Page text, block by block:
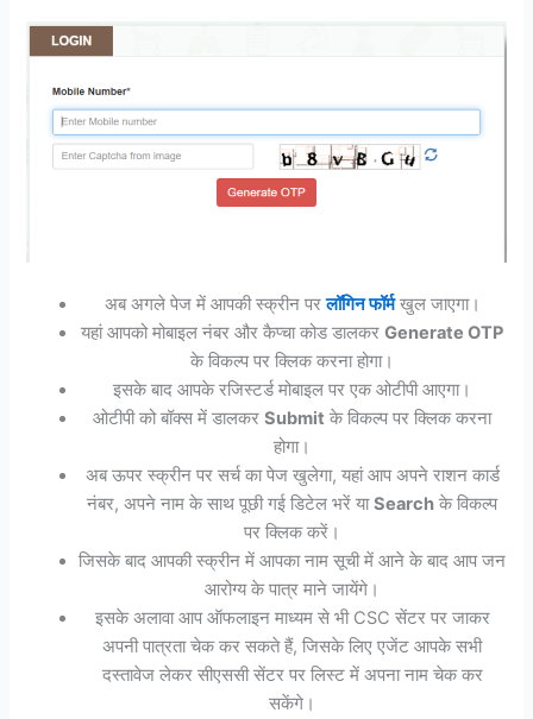
अब अगले पेज में आपकी स्क्रीन परलॉगिन फॉर्मखुल जाएगा।
यहां आपको मोबाइल नंबर और कैप्चा कोड डालकरGenerate OTP
के विकल्प पर क्लिक करना होगा।
इसके बाद आपके रजिस्टर्ड मोबाइल पर एक ओटीपी आएगा।
ओटीपी को बॉक्स में डालकरSubmit के विकल्प पर क्लिक करना
होगा।
अब ऊपर स्क्रीन पर सर्च का पेज खुलेगा, यहां आप अपने राशन कार्ड
नंबर, अपने नाम के साथ पूछी गई डिटेल भरें याSearch के विकल्प
पर क्लिक करें।
जिसके बाद आपकी स्क्रीन में आपका नाम सूची में आने के बाद आप जन
आरोग्य के पात्र माने जायेंगे।
इसके अलावा आप ऑफलाइन माध्यम से भी CSC सेंटर पर जाकर
अपनी पात्रता चेक कर सकते हैं, जिसके लिए एजेंट आपके सभी
दस्तावेज लेकर सीएससी सेंटर पर लिस्ट में अपना नाम चेक कर
सकेंगे।